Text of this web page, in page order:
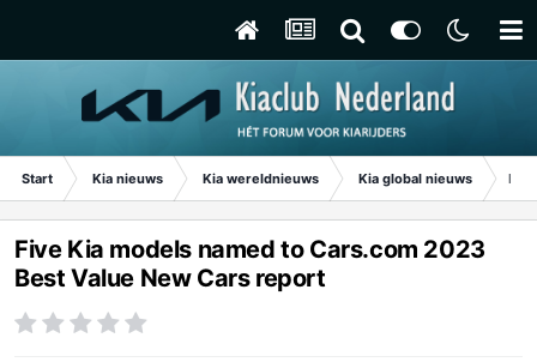
Start Kia nieuws Kia wereldnieuws Kia global nieuws
Five Kia models named to Cars.com 2023
Best Value New Cars report